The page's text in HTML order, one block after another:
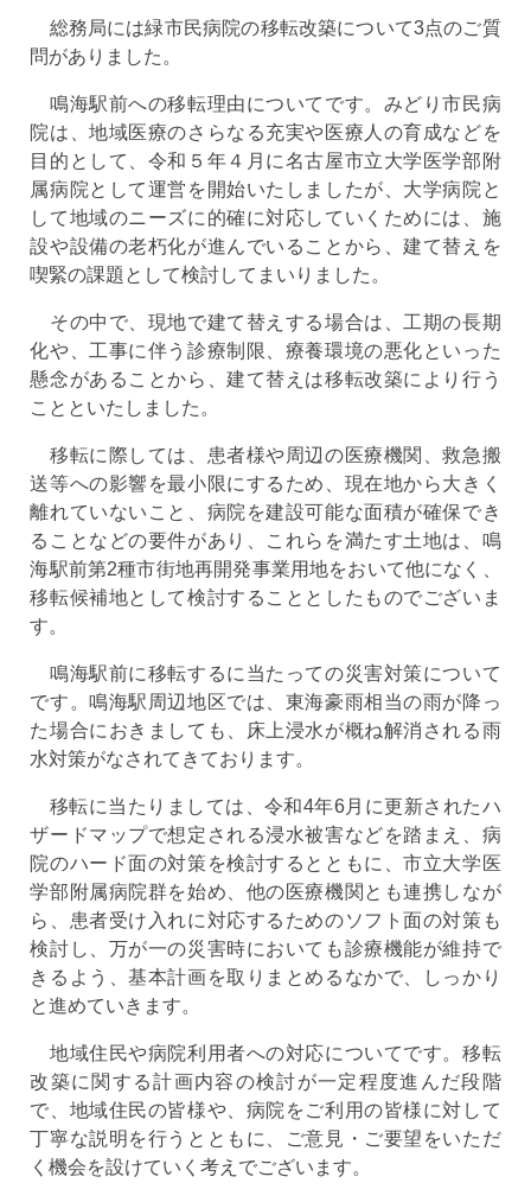
総務局には緑市民病院の移転改築について3点のご質
問がありました。
鳴海駅前への移転理由についてです。みどり市民病
院は、地域医療のさらなる充実や医療人の育成などを
目的として、令和５年４月に名古屋市立大学医学部附
属病院として運営を開始いたしましたが、大学病院と
して地域のニーズに的確に対応していくためには、施
設や設備の老朽化が進んでいることから、建て替えを
喫緊の課題として検討してまいりました。
その中で、現地で建て替えする場合は、工期の長期
化や、工事に伴う診療制限、療養環境の悪化といった
懸念があることから、建て替えは移転改築により行う
ことといたしました。
移転に際しては、患者様や周辺の医療機関、救急搬
送等への影響を最小限にするため、現在地から大きく
離れていないこと、病院を建設可能な面積が確保でき
ることなどの要件があり、これらを満たす土地は、鳴
海駅前第2種市街地再開発事業用地をおいて他になく、
移転候補地として検討することとしたものでございま
す。
鳴海駅前に移転するに当たっての災害対策について
です。鳴海駅周辺地区では、東海豪雨相当の雨が降っ
た場合におきましても、床上浸水が概ね解消される雨
水対策がなされてきております。
移転に当たりましては、令和4年6月に更新されたハ
ザードマップで想定される浸水被害などを踏まえ、病
院のハード面の対策を検討するとともに、市立大学医
学部附属病院群を始め、他の医療機関とも連携しなが
ら、患者受け入れに対応するためのソフト面の対策も
検討し、万が一の災害時においても診療機能が維持で
きるよう、基本計画を取りまとめるなかで、しっかり
と進めていきます。
地域住民や病院利用者への対応についてです。移転
改築に関する計画内容の検討が一定程度進んだ段階
で、地域住民の皆様や、病院をご利用の皆様に対して
丁寧な説明を行うとともに、ご意見・ご要望をいただ
く機会を設けていく考えでございます。